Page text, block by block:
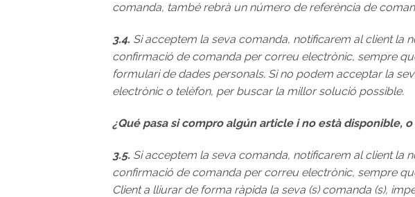
comanda, també rebrà un número de referència de
3.4. Si acceptem la seva comanda, notificarem al client la
confirmació de comanda per correu electrònic, sempre
formulari de dades personals. Si no podem acceptar la
electrònic o telèfon, per buscar la millor solució possible.
¿Qué pasa si compro algún article i no està disponible,
3.5. Si acceptem la seva comanda, notificarem al client la
confirmació de comanda per correu electrònic, sempre
Client a lliurar de forma ràpida la seva (s) comanda (s),